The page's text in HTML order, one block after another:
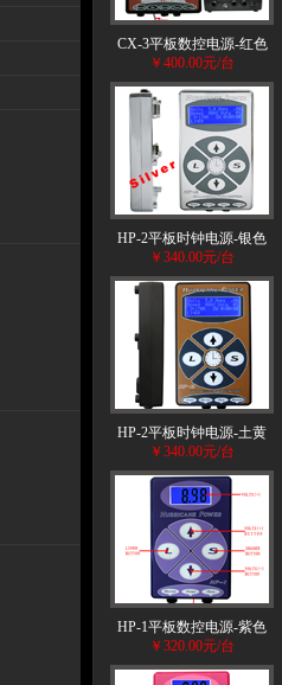
CX-3平板数控电源-红色
￥400.00元/台
HP-2平板时钟电源-银色
￥340.00元/台
HP-2平板时钟电源-土黄
￥340.00元/台
HP-1平板数控电源-紫色
￥320.00元/台